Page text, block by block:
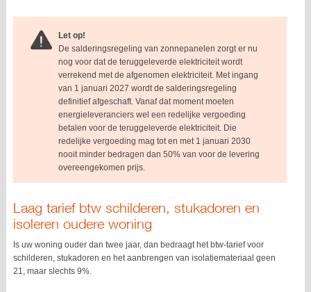
Let op!
De salderingsregeling van zonnepanelen zorgt er nu
nog voor dat de teruggeleverde elektriciteit wordt
verrekend met de afgenomen elektriciteit. Met ingang
van 1 januari 2027 wordt de salderingsregeling
definitief afgeschaft. Vanaf dat moment moeten
energieleveranciers wel een redelijke vergoeding
betalen voor de teruggeleverde elektriciteit. Die
redelijke vergoeding mag tot en met 1 januari 2030
nooit minder bedragen dan 50% van voor de levering
overeengekomen prijs.
Laag tarief btw schilderen, stukadoren en
isoleren oudere woning
Is uw woning ouder dan twee jaar, dan bedraagt het btw-tarief voor
schilderen, stukadoren en het aanbrengen van isolatiemateriaal geen
21, maar slechts 9%.